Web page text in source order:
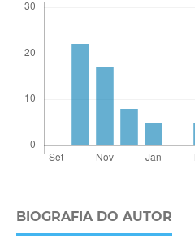
BIOGRAFIA DO AUTOR